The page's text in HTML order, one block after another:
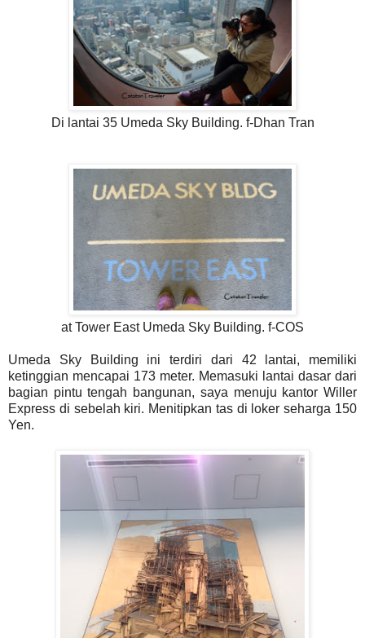
Di lantai 35 Umeda Sky Building. f-Dhan Tran
at Tower East Umeda Sky Building. f-COS
Umeda Sky Building ini terdiri dari 42 lantai, memiliki
ketinggian mencapai 173 meter. Memasuki lantai dasar dari
bagian pintu tengah bangunan, saya menuju kantor Willer
Express di sebelah kiri. Menitipkan tas di loker seharga 150
Yen.